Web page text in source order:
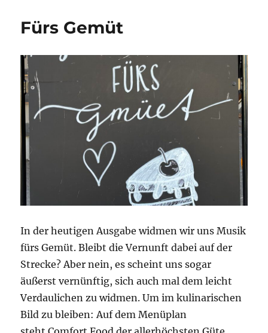
Fürs Gemüt
In der heutigen Ausgabe widmen wir uns Musik
fürs Gemüt. Bleibt die Vernunft dabei auf der
Strecke? Aber nein, es scheint uns sogar
äußerst vernünftig, sich auch mal dem leicht
Verdaulichen zu widmen. Um im kulinarischen
Bild zu bleiben: Auf dem Menüplan